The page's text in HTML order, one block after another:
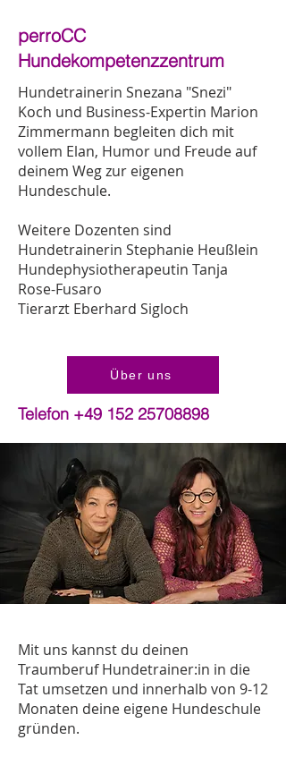
perroCC
Hundekompetenzzentrum
Hundetrainerin Snezana "Snezi"
Koch und Business-Expertin Marion
Zimmermann begleiten dich mit
vollem Elan, Humor und Freude auf
deinem Weg zur eigenen
Hundeschule.
Weitere Dozenten sind
Hundetrainerin Stephanie Heußlein
Hundephysiotherapeutin Tanja
Rose-Fusaro
Tierarzt Eberhard Sigloch
Über uns
Telefon +49 152 25708898
Mit uns kannst du deinen
Traumberuf Hundetrainer:in in die
Tat umsetzen und innerhalb von 9-12
Monaten deine eigene Hundeschule
gründen.